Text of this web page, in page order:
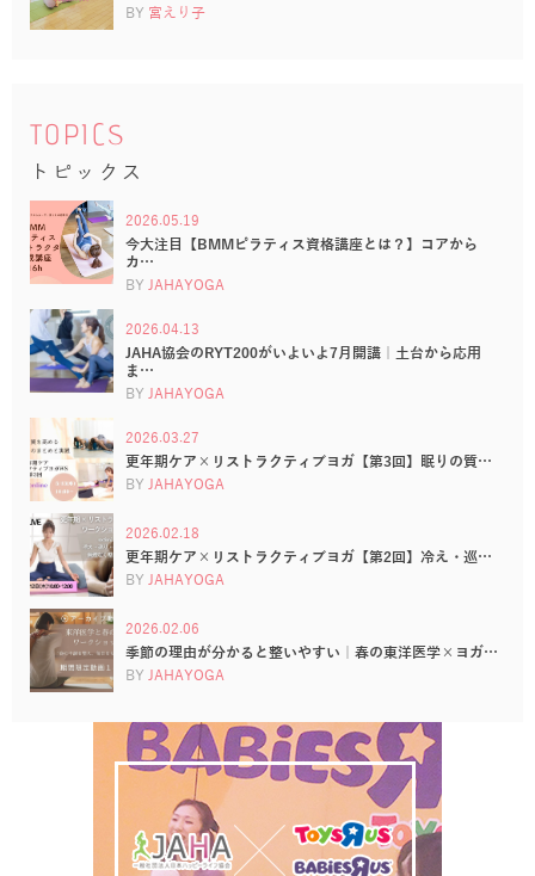
BY 宮えり子
TOPICS
トピックス
2026.05.19
今大注目【BMMピラティス資格講座とは？】コアから
カ…
BY JAHAYOGA
2026.04.13
JAHA協会のRYT200がいよいよ7月開講｜土台から応用
ま…
BY JAHAYOGA
2026.03.27
更年期ケア×リストラクティブヨガ【第3回】眠りの質…
BY JAHAYOGA
2026.02.18
更年期ケア×リストラクティブヨガ【第2回】冷え・巡…
BY JAHAYOGA
2026.02.06
季節の理由が分かると整いやすい｜春の東洋医学×ヨガ…
BY JAHAYOGA